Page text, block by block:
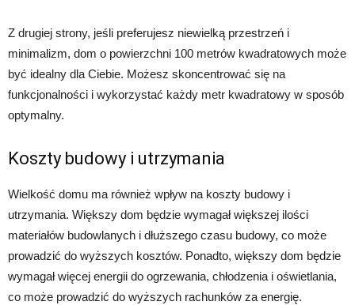
Z drugiej strony, jeśli preferujesz niewielką przestrzeń i
minimalizm, dom o powierzchni 100 metrów kwadratowych może
być idealny dla Ciebie. Możesz skoncentrować się na
funkcjonalności i wykorzystać każdy metr kwadratowy w sposób
optymalny.
Koszty budowy i utrzymania
Wielkość domu ma również wpływ na koszty budowy i
utrzymania. Większy dom będzie wymagał większej ilości
materiałów budowlanych i dłuższego czasu budowy, co może
prowadzić do wyższych kosztów. Ponadto, większy dom będzie
wymagał więcej energii do ogrzewania, chłodzenia i oświetlania,
co może prowadzić do wyższych rachunków za energię.